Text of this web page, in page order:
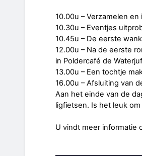
10.00u – Verzamelen en
10.30u – Eventjes
10.45u – De eerste
12.00u – Na de eerste
in Poldercafé de
13.00u – Een tochtje
16.00u – Afsluiting van
Aan het einde van de
ligfietsen. Is het leuk
U vindt meer informatie